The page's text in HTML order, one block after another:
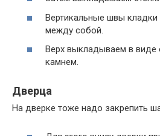
Вертикальные швы
между собой.
Верх выкладываем в
камнем.
Дверца
На дверке тоже надо закрепить